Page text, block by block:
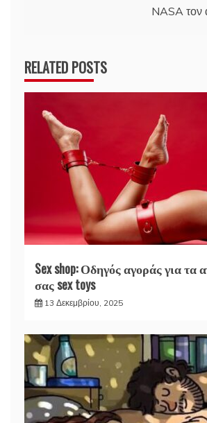
NASA τον
RELATED POSTS
Sex shop: Οδηγός αγοράς για τα
σας sex toys
13 Δεκεμβρίου, 2025